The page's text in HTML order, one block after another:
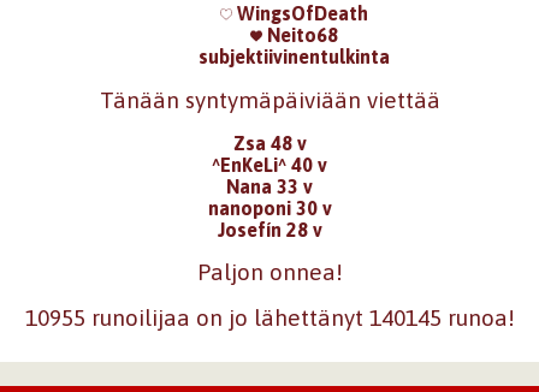
WingsOfDeath
Neito68
subjektiivinentulkinta
Tänään syntymäpäiviään viettää
Zsa 48 v
^EnKeLi^ 40 v
Nana 33 v
nanoponi 30 v
Josefín 28 v
Paljon onnea!
10955 runoilijaa on jo lähettänyt 140145 runoa!